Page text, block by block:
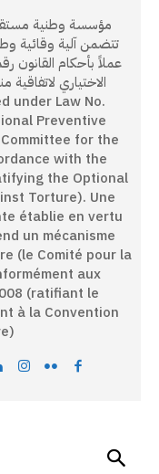
تتضمن آلية وقائية
under Law No.
Preventive
for the
with the
the Optional
Torture). Une
établie en vertu
un mécanisme
(le Comité pour la
aux
(ratifiant le
à la Convention